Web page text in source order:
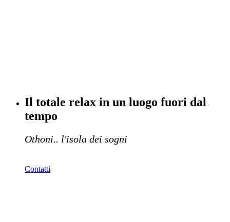
Il totale relax in un luogo fuori dal
tempo
Othoni.. l'isola dei sogni
Contatti